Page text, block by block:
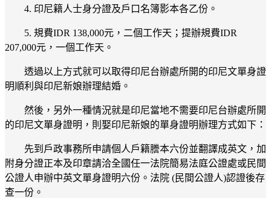
4. 印尼籍人士身分證及戶口名簿影本各乙份。
5. 規費IDR 138,000元，二個工作天；提辦規費IDR
207,000元，一個工作天。
透過以上方式就可以取得印尼台辦處所開的印尼文單身證
明順利與印尼新娘辦理結婚。
然後，另外一種情況就是印尼當地不需要印尼台辦處所開
的印尼文單身證明，則娶印尼新娘的單身證明辦理方式如下：
先到戶政事務所申請個人戶籍謄本六份並翻譯成英文，加
附身分證正本及印章請洽全國任一法院簡易法庭公證處或民間
公證人申辦中英文單身證明六份。法院 (民間公證人)認證後存
查一份。